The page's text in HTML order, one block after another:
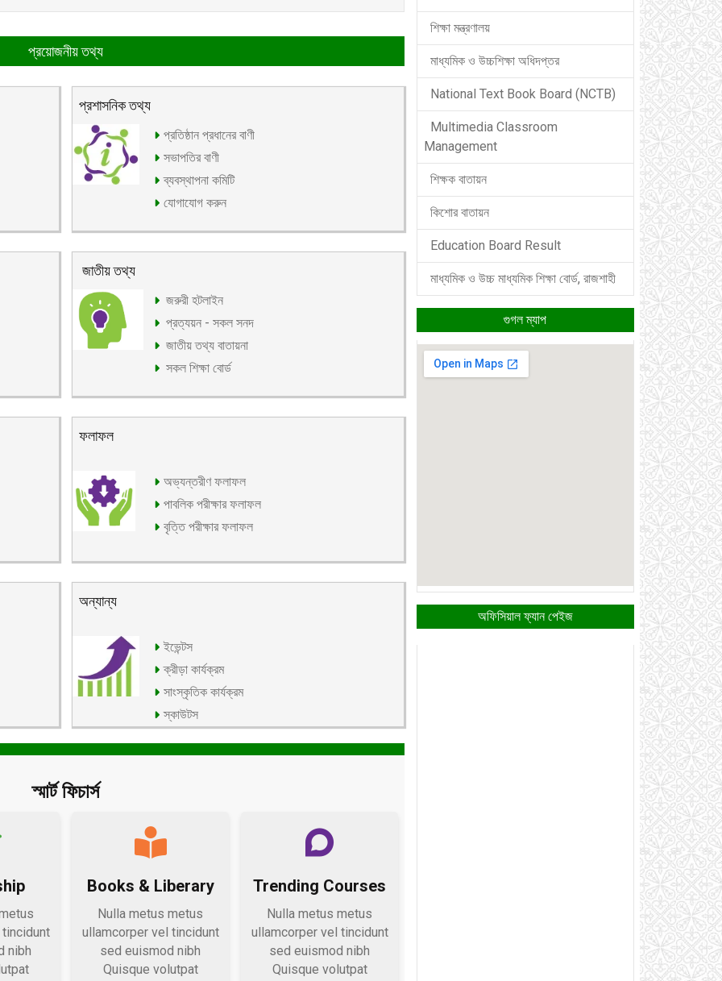
প্রয়োজনীয় তথ্য
প্রশাসনিক তথ্য
প্রতিষ্ঠান প্রধানের বাণী
সভাপতির বাণী
ব্যবস্থাপনা কমিটি
যোগাযোগ করুন
জাতীয় তথ্য
জরুরী হটলাইন
প্রত্যয়ন - সকল সনদ
জাতীয় তথ্য বাতায়না
সকল শিক্ষা বোর্ড
ফলাফল
অভ্যন্তরীণ ফলাফল
পাবলিক পরীক্ষার ফলাফল
বৃত্তি পরীক্ষার ফলাফল
অন্যান্য
ইভেন্টস
ক্রীড়া কার্যক্রম
সাংস্কৃতিক কার্যক্রম
স্কাউটস
স্মার্ট ফিচার্স
nibh
Books & Liberary
Nulla metus metus
ullamcorper vel tincidunt
sed euismod nibh
Quisque volutpat
Trending Courses
Nulla metus metus
ullamcorper vel tincidunt
sed euismod nibh
Quisque volutpat
শিক্ষা মন্ত্রণালয়
মাধ্যমিক ও উচ্চশিক্ষা অধিদপ্তর
National Text Book Board (NCTB)
Multimedia Classroom
Management
শিক্ষক বাতায়ন
কিশোর বাতায়ন
Education Board Result
মাধ্যমিক ও উচ্চ মাধ্যমিক শিক্ষা বোর্ড, রাজশাহী
গুগল ম্যাপ
অফিসিয়াল ফ্যান পেইজ